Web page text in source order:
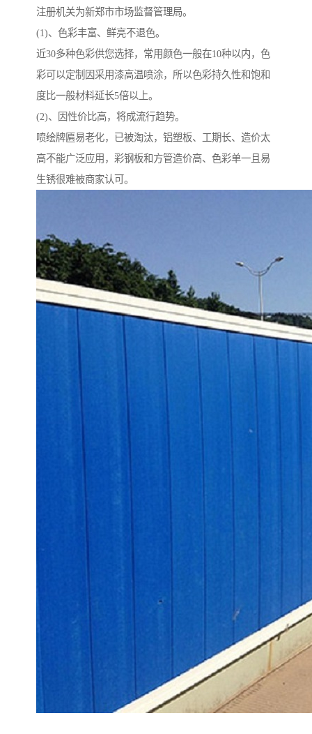
注册机关为新郑市市场监督管理局。
(1)、色彩丰富、鲜亮不退色。
近30多种色彩供您选择，常用颜色一般在10种以内，色
彩可以定制因采用漆高温喷涂，所以色彩持久性和饱和
度比一般材料延长5倍以上。
(2)、因性价比高，将成流行趋势。
喷绘牌匾易老化，已被淘汰，铝塑板、工期长、造价太
高不能广泛应用，彩钢板和方管造价高、色彩单一且易
生锈很难被商家认可。